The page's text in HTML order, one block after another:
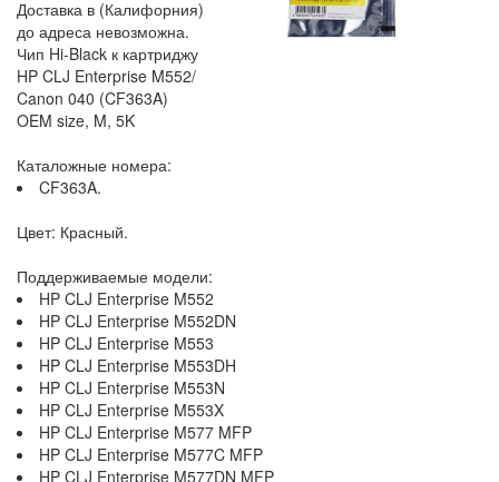
Доставка в (Калифорния)
до адреса невозможна.
Чип Hi-Black к картриджу
HP CLJ Enterprise M552/
Canon 040 (CF363A)
OEM size, M, 5K
Каталожные номера:
CF363A.
Цвет: Красный.
Поддерживаемые модели:
HP CLJ Enterprise M552
HP CLJ Enterprise M552DN
HP CLJ Enterprise M553
HP CLJ Enterprise M553DH
HP CLJ Enterprise M553N
HP CLJ Enterprise M553X
HP CLJ Enterprise M577 MFP
HP CLJ Enterprise M577C MFP
HP CLJ Enterprise M577DN MFP